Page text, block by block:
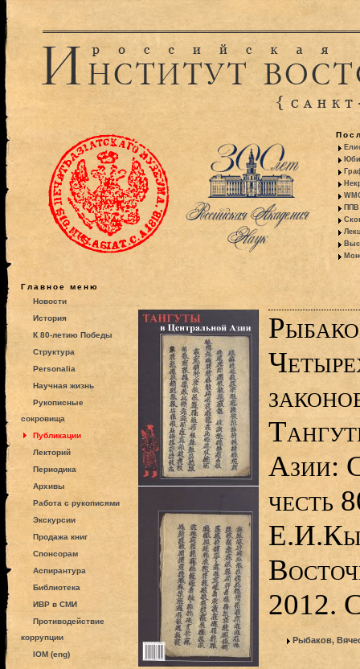
ППВ
Главное меню
Новости
История
К 80-летию Победы
Структура
Personalia
Научная жизнь
Рукописные
сокровища
Публикации
Лекторий
Периодика
Архивы
Работа с рукописями
Экскурсии
Продажа книг
Спонсорам
Аспирантура
Библиотека
ИВР в СМИ
Противодействие
коррупции
IOM (eng)
Азии:
честь
2012.
Рыбаков,